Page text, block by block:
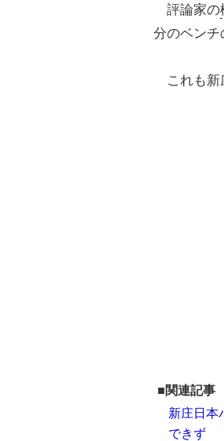
評論家の
分のベンチ
これも新
■関連記事
新庄日本
できず